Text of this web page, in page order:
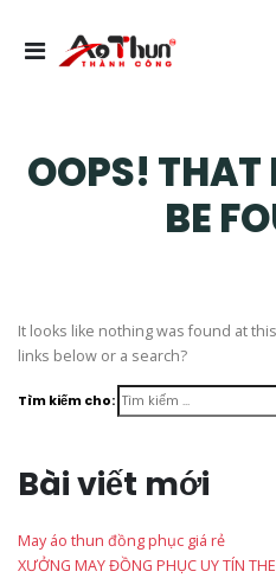
OOPS! THAT
BE
It looks like nothing was found at
links below or a search?
Tìm kiếm cho:
Bài viết mới
May áo thun đồng phục giá rẻ
XƯỞNG MAY ĐỒNG PHỤC UY TÍN